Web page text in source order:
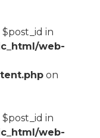
in
web-
on
in
web-